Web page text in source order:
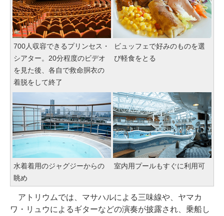
700人収容できるプリンセス・
シアター。20分程度のビデオ
を見た後、各自で救命胴衣の
着脱をして終了
ビュッフェで好みのものを選
び軽食をとる
水着着用のジャグジーからの
眺め
室内用プールもすぐに利用可
アトリウムでは、マサハルによる三味線や、ヤマカ
ワ・リュウによるギターなどの演奏が披露され、乗船し